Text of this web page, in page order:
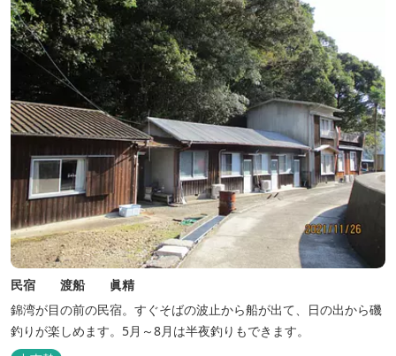
民宿 渡船 眞精
錦湾が目の前の民宿。すぐそばの波止から船が出て、日の出から磯
釣りが楽しめます。5月～8月は半夜釣りもできます。